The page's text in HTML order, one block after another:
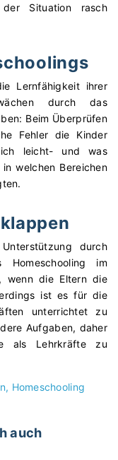
Situation rasch
Lernfähigkeit ihrer
durch das
Beim Überprüfen
Fehler die Kinder
leicht- und was
welchen Bereichen
durch
im
wenn die Eltern die
ist es für die
unterrichtet zu
Aufgaben, daher
als Lehrkräfte zu
Homeschooling
auch